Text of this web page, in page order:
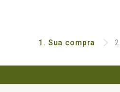
1. Sua compra 2.